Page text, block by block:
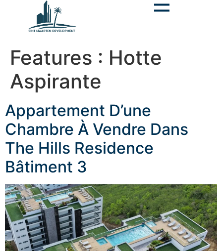
Features : Hotte
Aspirante
Appartement D’une
Chambre À Vendre Dans
The Hills Residence
Bâtiment 3